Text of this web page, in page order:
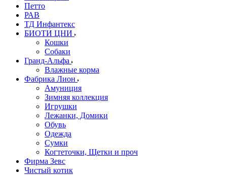
Петто
РАВ
ТД Инфантекс
БИОТИ ЦНИ
Кошки
Собаки
Гранд-Альфа
Влажные корма
Фабрика Лион
Амуниция
Зимняя коллекция
Игрушки
Лежанки, Домики
Обувь
Одежда
Сумки
Когтеточки, Щетки и проч
Фирма Зевс
Чистый котик